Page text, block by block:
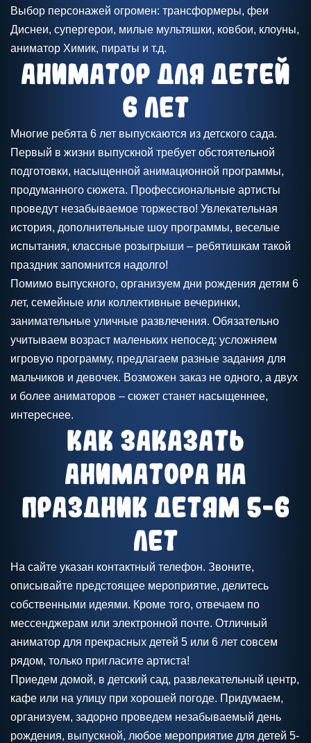
Выбор персонажей огромен: трансформеры, феи
Диснеи, супергерои, милые мультяшки, ковбои, клоуны,
аниматор Химик, пираты и т.д.
Аниматор для детей
6 лет
Многие ребята 6 лет выпускаются из детского сада.
Первый в жизни выпускной требует обстоятельной
подготовки, насыщенной анимационной программы,
продуманного сюжета. Профессиональные артисты
проведут незабываемое торжество! Увлекательная
история, дополнительные шоу программы, веселые
испытания, классные розыгрыши – ребятишкам такой
праздник запомнится надолго!
Помимо выпускного, организуем дни рождения детям 6
лет, семейные или коллективные вечеринки,
занимательные уличные развлечения. Обязательно
учитываем возраст маленьких непосед: усложняем
игровую программу, предлагаем разные задания для
мальчиков и девочек. Возможен заказ не одного, а двух
и более аниматоров – сюжет станет насыщеннее,
интереснее.
Как заказать
аниматора на
праздник детям 5-6
лет
На сайте указан контактный телефон. Звоните,
описывайте предстоящее мероприятие, делитесь
собственными идеями. Кроме того, отвечаем по
мессенджерам или электронной почте. Отличный
аниматор для прекрасных детей 5 или 6 лет совсем
рядом, только пригласите артиста!
Приедем домой, в детский сад, развлекательный центр,
кафе или на улицу при хорошей погоде. Придумаем,
организуем, задорно проведем незабываемый день
рождения, выпускной, любое мероприятие для детей 5-